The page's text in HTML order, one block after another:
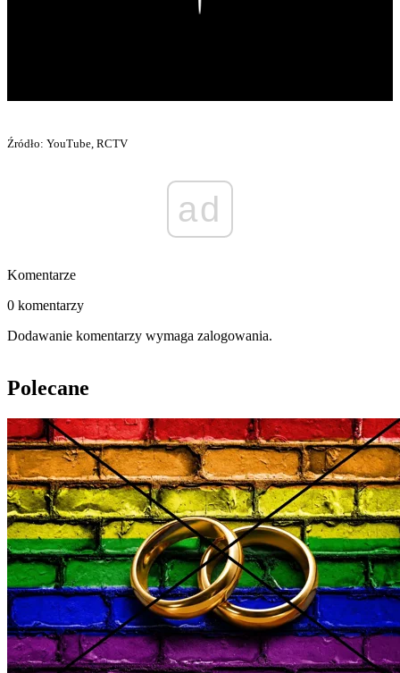
Źródło: YouTube, RCTV
ad
Komentarze
0 komentarzy
Dodawanie komentarzy wymaga zalogowania.
Polecane